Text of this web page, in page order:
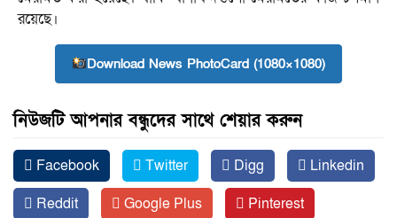
রয়েছে।
Download News PhotoCard (1080×1080)
নিউজটি আপনার বন্ধুদের সাথে শেয়ার করুন
Facebook Twitter Digg
Linkedin
Reddit
Google Plus
Pinterest